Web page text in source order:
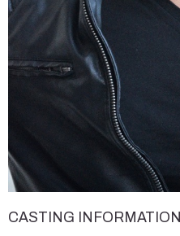
CASTING INFORMATION